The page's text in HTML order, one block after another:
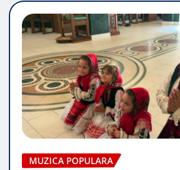
MUZICA POPULARA